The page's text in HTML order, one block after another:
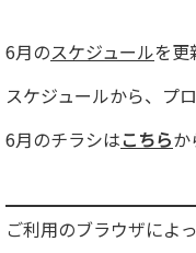
6月のスケジュールを更
スケジュールから、プ
6月のチラシはこちらか
ご利用のブラウザによ